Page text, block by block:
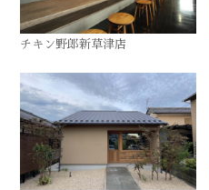
チキン野郎新草津店